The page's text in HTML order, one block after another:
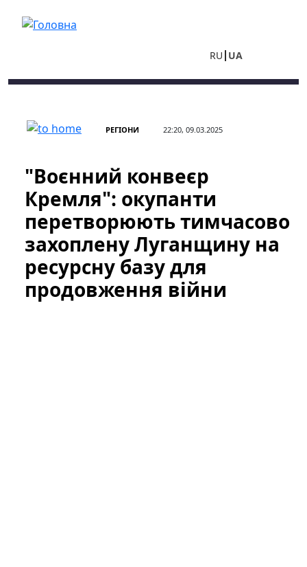
RU UA
РЕГІОНИ 22:20, 09.03.2025
"Воєнний конвеєр
Кремля": окупанти
перетворюють тимчасово
захоплену Луганщину на
ресурсну базу для
продовження війни